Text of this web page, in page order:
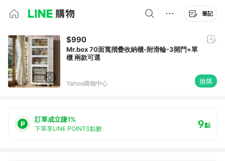
筆記
$990
Mr.box 70面寬摺疊收納櫃-附滑輪-3開門+單
櫃 兩款可選
Yahoo購物中心 搶購
訂單成立賺1%
下單享LINE POINTS點數 9點